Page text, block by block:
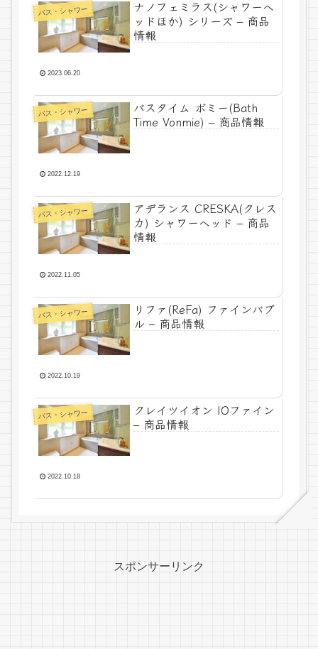
バス・シャワー
ナノフェミラス(シャワーヘ
ッドほか) シリーズ – 商品
情報
2023.06.20
バス・シャワー
バスタイム ボミー(Bath
Time Vonmie) – 商品情報
2022.12.19
バス・シャワー
アデランス CRESKA(クレス
カ) シャワーヘッド – 商品
情報
2022.11.05
バス・シャワー
リファ(ReFa) ファインバブ
ル – 商品情報
2022.10.19
バス・シャワー
クレイツイオン IOファイン
– 商品情報
2022.10.18
スポンサーリンク